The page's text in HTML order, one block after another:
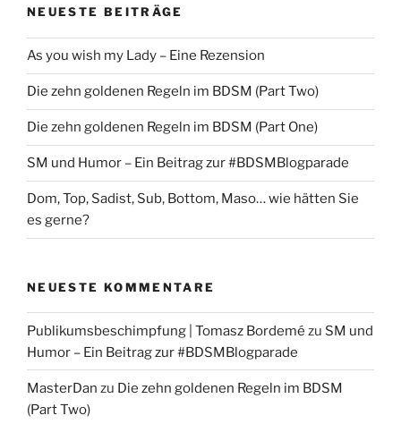
NEUESTE BEITRÄGE
As you wish my Lady – Eine Rezension
Die zehn goldenen Regeln im BDSM (Part Two)
Die zehn goldenen Regeln im BDSM (Part One)
SM und Humor – Ein Beitrag zur #BDSMBlogparade
Dom, Top, Sadist, Sub, Bottom, Maso… wie hätten Sie
es gerne?
NEUESTE KOMMENTARE
Publikumsbeschimpfung | Tomasz Bordemé zu SM und
Humor – Ein Beitrag zur #BDSMBlogparade
MasterDan zu Die zehn goldenen Regeln im BDSM
(Part Two)